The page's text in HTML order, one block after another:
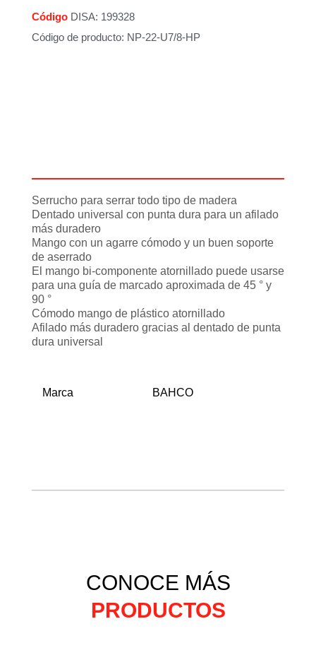
Código DISA: 199328
Código de producto: NP-22-U7/8-HP
Serrucho para serrar todo tipo de madera
Dentado universal con punta dura para un afilado
más duradero
Mango con un agarre cómodo y un buen soporte
de aserrado
El mango bi-componente atornillado puede usarse
para una guía de marcado aproximada de 45 ° y
90 °
Cómodo mango de plástico atornillado
Afilado más duradero gracias al dentado de punta
dura universal
Marca BAHCO
CONOCE MÁS
PRODUCTOS